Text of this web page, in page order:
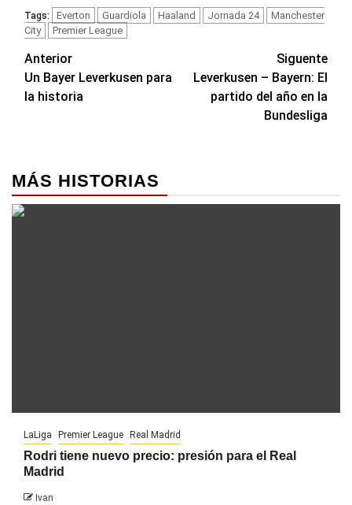
Tags: Everton Guardiola Haaland Jornada 24
Manchester
City
Premier League
Navegación
de
Anterior
Un Bayer Leverkusen para
la historia
Siguente
Leverkusen – Bayern: El
partido del año en la
Bundesliga
MÁS HISTORIAS
LaLiga Premier League Real Madrid
Rodri tiene nuevo precio: presión para el Real
Madrid
Ivan